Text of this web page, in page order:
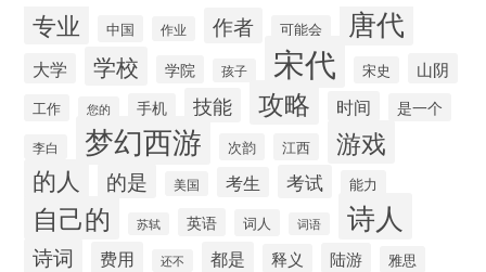
专业 中国 作业 作者 可能会 唐代
大学 学校 学院 孩子 宋代 宋史 山阴
工作 您的 手机 技能 攻略 时间 是一个
李白 梦幻西游 次韵 江西 游戏
的人 的是 美国 考生 考试 能力
自己的 苏轼 英语 词人 词语 诗人
诗词 费用 还不 都是 释义 陆游 雅思